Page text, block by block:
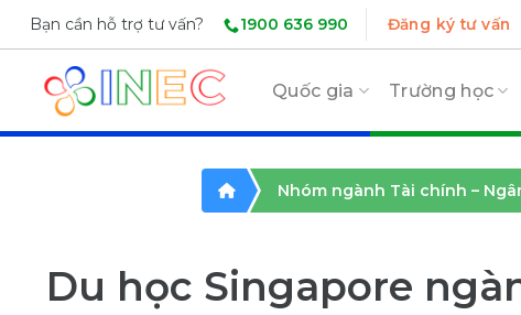
Skip
content
Bạn cần hỗ trợ tư vấn? 1900 636 990 Đăng ký tư vấn
Quốc gia Trường học
Nhóm ngành Tài chính –
Du học Singapore